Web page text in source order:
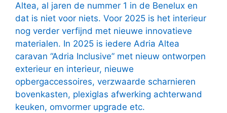
Altea, al jaren de nummer 1 in de Benelux en
dat is niet voor niets. Voor 2025 is het interieur
nog verder verfijnd met nieuwe innovatieve
materialen. In 2025 is iedere Adria Altea
caravan “Adria Inclusive” met nieuw ontworpen
exterieur en interieur, nieuwe
opbergaccessoires, verzwaarde scharnieren
bovenkasten, plexiglas afwerking achterwand
keuken, omvormer upgrade etc.